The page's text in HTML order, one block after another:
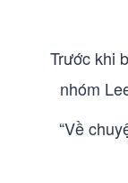
Trước khi
nhóm
“Về